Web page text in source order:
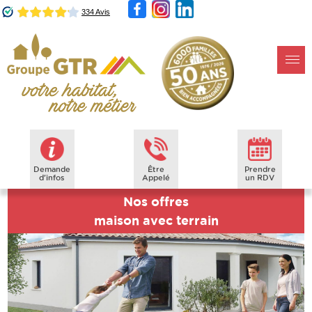
Demande
d'infos
Être
Appelé
Prendre
un RDV
Nos offres
maison avec terrain